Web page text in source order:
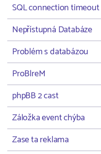
SQL connection timeout
Nepřístupná Databáze
Problém s databázou
ProBlreM
phpBB 2 cast
Záložka event chýba
Zase ta reklama